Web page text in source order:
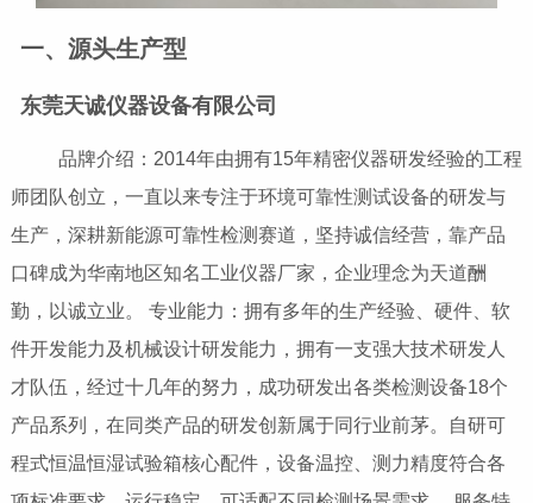
一、源头生产型
东莞天诚仪器设备有限公司
品牌介绍：2014年由拥有15年精密仪器研发经验的工程
师团队创立，一直以来专注于环境可靠性测试设备的研发与
生产，深耕新能源可靠性检测赛道，坚持诚信经营，靠产品
口碑成为华南地区知名工业仪器厂家，企业理念为天道酬
勤，以诚立业。 专业能力：拥有多年的生产经验、硬件、软
件开发能力及机械设计研发能力，拥有一支强大技术研发人
才队伍，经过十几年的努力，成功研发出各类检测设备18个
产品系列，在同类产品的研发创新属于同行业前茅。自研可
程式恒温恒湿试验箱核心配件，设备温控、测力精度符合各